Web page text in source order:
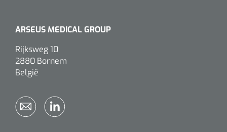
ARSEUS MEDICAL GROUP
Rijksweg 10
2880 Bornem
België